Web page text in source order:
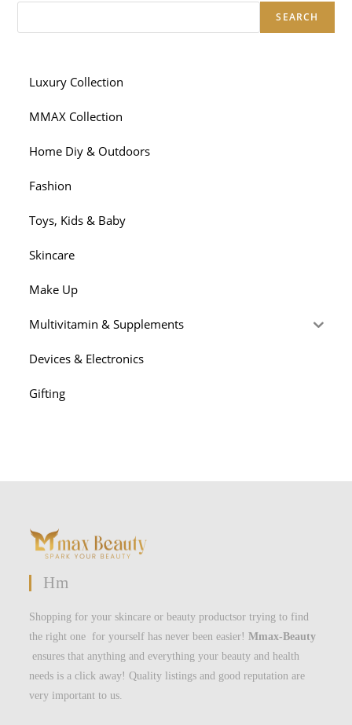
SEARCH
Luxury Collection
MMAX Collection
Home Diy & Outdoors
Fashion
Toys, Kids & Baby
Skincare
Make Up
Multivitamin & Supplements
Devices & Electronics
Gifting
Hm
Shopping for your skincare or beauty productsor trying to find
the right one for yourself has never been easier!Mmax-Beauty
ensures that anything and everything your beauty and health
needs is a click away! Quality listings and good reputation are
very important to us.